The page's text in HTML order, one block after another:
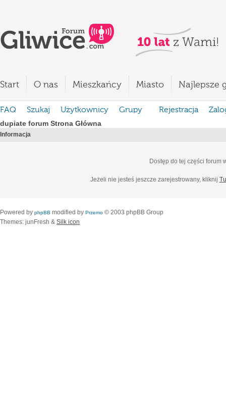
Start O nas Mieszkańcy Miasto Najlepsze
FAQ Szukaj Użytkownicy Grupy Rejestracja
dupiate forum Strona Główna
Informacja
Dostęp do tej części forum
Jeżeli nie jesteś jeszcze zarejestrowany, kliknij
Powered by phpBB modified by Przemo © 2003 phpBB Group
Themes: junFresh & Silk icon